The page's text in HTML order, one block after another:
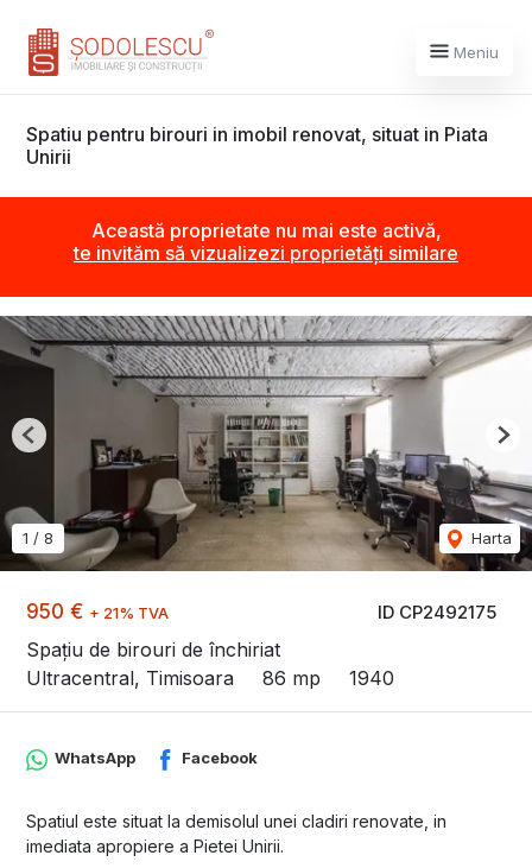
Meniu
Spatiu pentru birouri in imobil renovat, situat in Piata
Unirii
Această proprietate nu mai este activă,
te invităm să vizualizezi proprietăți similare
ID CP2492175
950 € + 21% TVA
Spațiu de birouri de închiriat
Ultracentral, Timisoara
86 mp 1940
1 / 8 Harta
Previous
WhatsApp Facebook
Spatiul este situat la demisolul unei cladiri renovate, in
imediata apropiere a Pietei Unirii.